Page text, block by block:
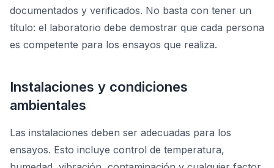
documentados y verificados. No basta con tener un
título: el laboratorio debe demostrar que cada persona
es competente para los ensayos que realiza.
Instalaciones y condiciones
ambientales
Las instalaciones deben ser adecuadas para los
ensayos. Esto incluye control de temperatura,